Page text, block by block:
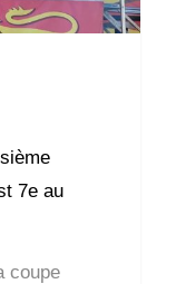
7e au
coupe